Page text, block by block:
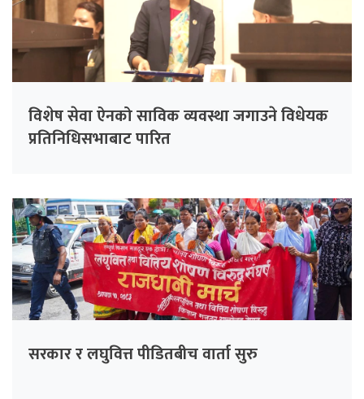
विशेष सेवा ऐनको साविक व्यवस्था जगाउने विधेयक
प्रतिनिधिसभाबाट पारित
सरकार र लघुवित्त पीडितबीच वार्ता सुरु